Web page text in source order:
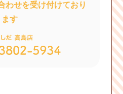
わせを受け付けており
ます